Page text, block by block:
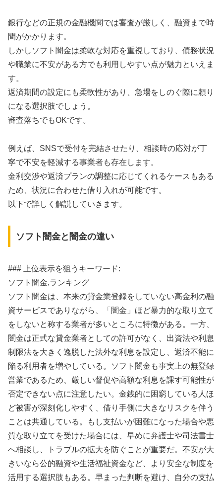
銀行などの正規の金融機関では審査が厳しく、融資まで時
間がかかります。
しかしソフト闇金は柔軟な対応を重視しており、債務状況
や職業に不安がある方でも利用しやすい点が魅力といえま
す。
返済期間の設定にも柔軟性があり、急場をしのぐ際に頼り
になる選択肢でしょう。
審査落ちでもOKです。
例えば、SNSで受付を完結させたり、相談時の応対が丁
寧で不安を軽減する事業者も存在します。
金利交渉や返済プランの調整に応じてくれるケースもある
ため、状況に合わせた借り入れが可能です。
以下で詳しく解説していきます。
ソフト闇金と闇金の違い
### 上位表示を狙うキーワード:
ソフト闇金,ランキング
ソフト闇金は、本来の貸金業登録をしていない高金利の融
資サービスでありながら、「闇金」ほど暴力的な取り立て
をしないと称する業者が多いところに特徴がある。一方、
闇金は正式な貸金業者としての許可がなく、出資法や利息
制限法を大きく逸脱した法外な利息を設定し、返済不能に
陥る利用者を増やしている。ソフト闇金も事実上の無登録
営業であるため、厳しい督促や高額な利息を課す可能性が
否定できない点に注意したい。金銭的に困窮している人ほ
ど被害が深刻化しやすく、借り手側に大きなリスクを伴う
ことは共通している。もし支払いが困難になった場合や悪
質な取り立てを受けた場合には、早めに弁護士や司法書士
へ相談し、トラブルの拡大を防ぐことが重要だ。不安が大
きいなら公的融資や生活福祉資金など、より安全な制度を
活用する選択肢もある。早まった判断を避け、自分の支払